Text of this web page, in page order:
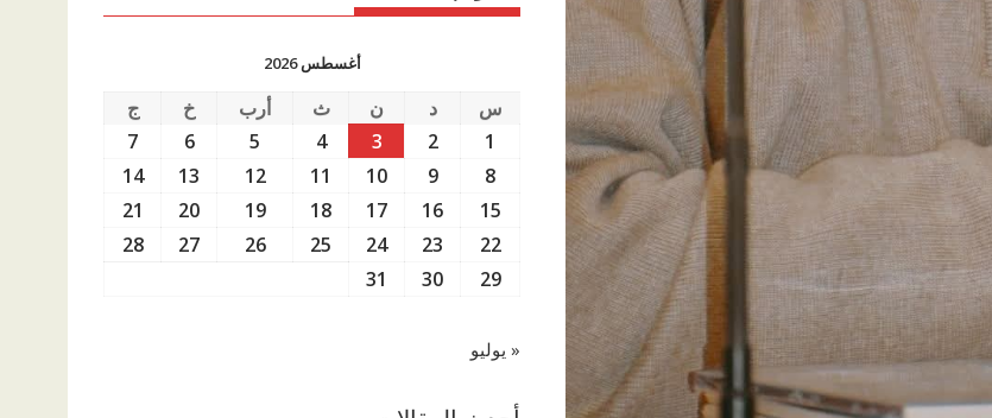
أغسطس 2026
س د ن ث أرب خ
ج
1
2
3
4
5
6
7
8
9
10
11
12
13
14
15
16
17
18
19
20
21
22
23
24
25
26
27
28
29
30
31
« يوليو